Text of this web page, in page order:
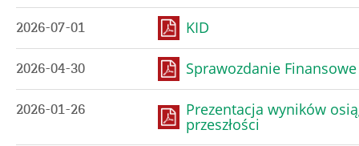
2026-07-01 KID
2026-04-30 Sprawozdanie
2026-01-26 Prezentacja wyników
przeszłości